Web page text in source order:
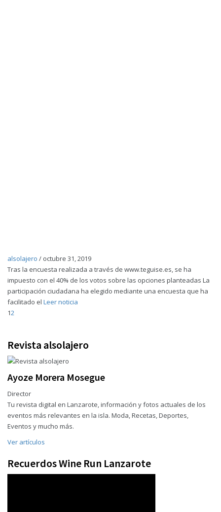
alsolajero / octubre 31, 2019
Tras la encuesta realizada a través de www.teguise.es, se ha
impuesto con el 40% de los votos sobre las opciones planteadas La
participación ciudadana ha elegido mediante una encuesta que ha
facilitado el Leer noticia
12
Revista alsolajero
Ayoze Morera Mosegue
Director
Tu revista digital en Lanzarote, información y fotos actuales de los
eventos más relevantes en la isla. Moda, Recetas, Deportes,
Eventos y mucho más.
Ver artículos
Recuerdos Wine Run Lanzarote